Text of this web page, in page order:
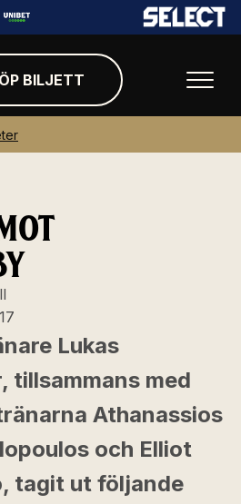
BILJETT
Lukas
tillsammans med
Athanassios
och Elliot
tagit ut följande